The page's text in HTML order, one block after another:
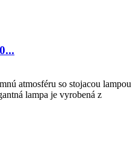
atmosféru so stojacou lampou
lampa je vyrobená z